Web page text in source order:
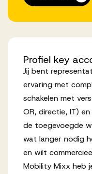
Profiel key
Jij bent
ervaring met
schakelen met
OR, directie, IT)
de toegevoegde
wat langer nodig
en wilt
Mobility Mixx heb